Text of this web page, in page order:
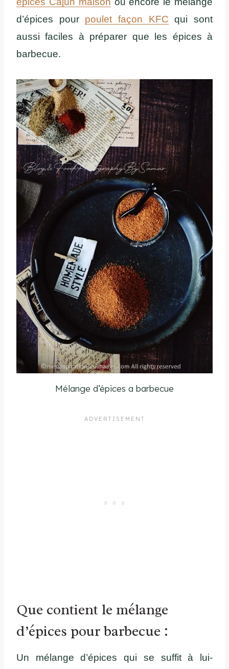
d’épices pour poulet façon KFC qui sont
aussi faciles à préparer que les épices à
barbecue.
Mélange d’épices a barbecue
Que contient le mélange
d’épices pour barbecue :
Un mélange d’épices qui se suffit à lui-